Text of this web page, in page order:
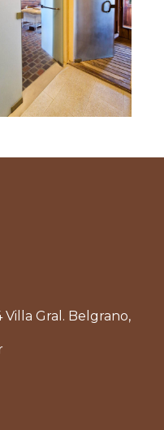
Villa Gral. Belgrano,